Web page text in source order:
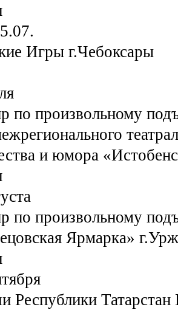
Игры г.Чебоксары
по произвольному
и юмора
по произвольному
Ярмарка»
Республики Татарстан